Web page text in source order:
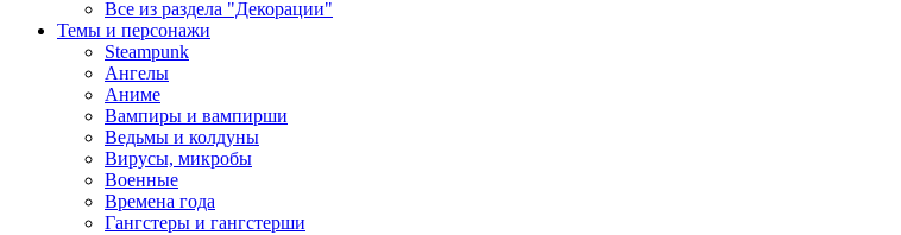
Все из раздела "Декорации"
Темы и персонажи
Steampunk
Ангелы
Аниме
Вампиры и вампирши
Ведьмы и колдуны
Вирусы, микробы
Военные
Времена года
Гангстеры и гангстерши